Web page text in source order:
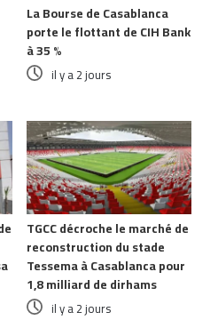
La Bourse de Casablanca
porte le flottant de CIH Bank
à 35 %
il y a 2 jours
TGCC décroche le marché de
reconstruction du stade
Tessema à Casablanca pour
1,8 milliard de dirhams
il y a 2 jours